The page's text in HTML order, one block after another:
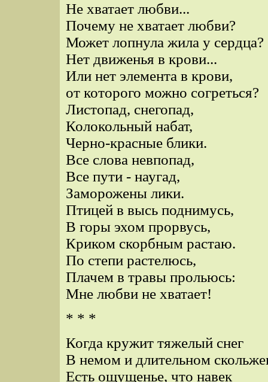
Не хватает любви...
Почему не хватает любви?
Может лопнула жила у сердца?
Нет движенья в крови...
Или нет элемента в крови,
от которого можно согреться?
Листопад, снегопад,
Колокольный набат,
Черно-красные блики.
Все слова невпопад,
Все пути - наугад,
Заморожены лики.
Птицей в высь поднимусь,
В горы эхом прорвусь,
Криком скорбным растаю.
По степи растелюсь,
Плачем в травы прольюсь:
Мне любви не хватает!
* * *
Когда кружит тяжелый снег
В немом и длительном
Есть ощущенье, что навек